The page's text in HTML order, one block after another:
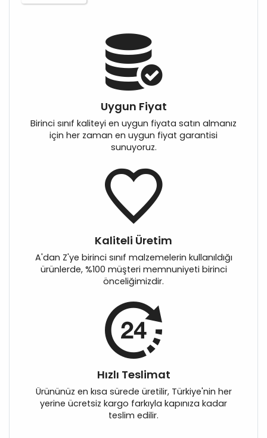
Uygun Fiyat
Birinci sınıf kaliteyi en uygun fiyata satın almanız
için her zaman en uygun fiyat garantisi
sunuyoruz.
Kaliteli Üretim
A'dan Z'ye birinci sınıf malzemelerin kullanıldığı
ürünlerde, %100 müşteri memnuniyeti birinci
önceliğimizdir.
Hızlı Teslimat
Ürününüz en kısa sürede üretilir, Türkiye'nin her
yerine ücretsiz kargo farkıyla kapınıza kadar
teslim edilir.